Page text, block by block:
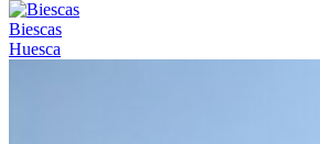
Biescas
Huesca